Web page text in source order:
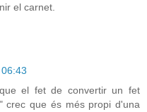
el carnet.
el fet de convertir un fet
crec que és més propi d'una